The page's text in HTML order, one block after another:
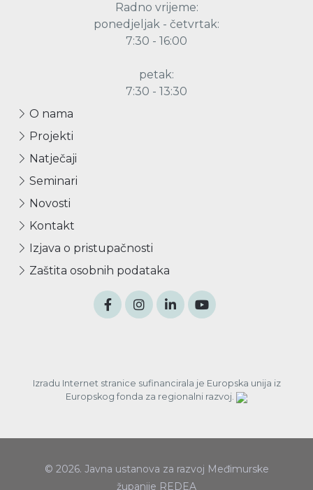
Radno vrijeme:
ponedjeljak - četvrtak:
7:30 - 16:00
petak:
7:30 - 13:30
O nama
Projekti
Natječaji
Seminari
Novosti
Kontakt
Izjava o pristupačnosti
Zaštita osobnih podataka
Izradu Internet stranice sufinancirala je Europska unija iz
Europskog fonda za regionalni razvoj.
© 2026. Javna ustanova za razvoj Međimurske
županije REDEA